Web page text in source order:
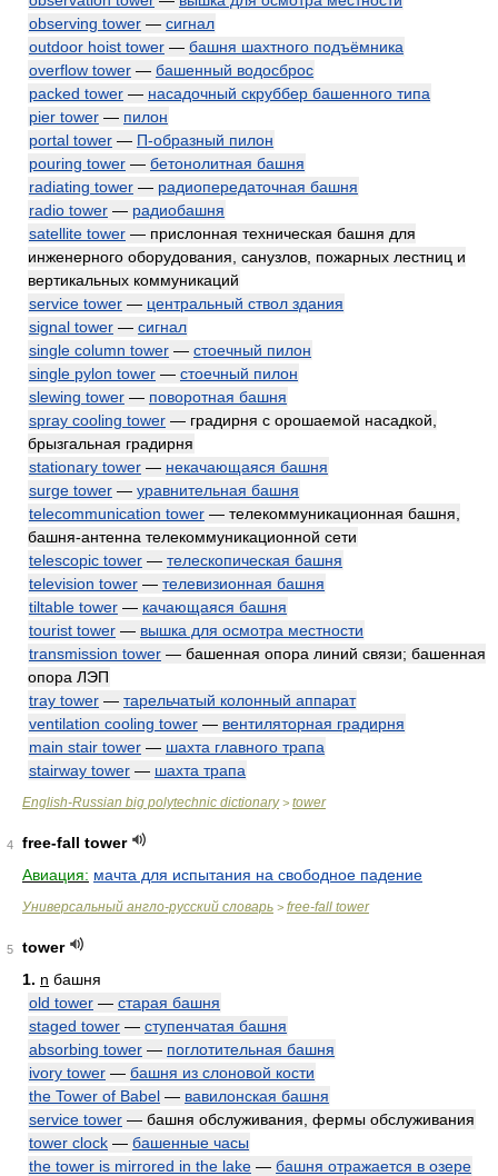
observing tower — сигнал
outdoor hoist tower — башня шахтного подъёмника
overflow tower — башенный водосброс
packed tower — насадочный скруббер башенного типа
pier tower — пилон
portal tower — П-образный пилон
pouring tower — бетонолитная башня
radiating tower — радиопередаточная башня
radio tower — радиобашня
satellite tower — прислонная техническая башня для
инженерного оборудования, санузлов, пожарных лестниц и
вертикальных коммуникаций
service tower — центральный ствол здания
signal tower — сигнал
single column tower — стоечный пилон
single pylon tower — стоечный пилон
slewing tower — поворотная башня
spray cooling tower — градирня с орошаемой насадкой,
брызгальная градирня
stationary tower — некачающаяся башня
surge tower — уравнительная башня
telecommunication tower — телекоммуникационная башня,
башня-антенна телекоммуникационной сети
telescopic tower — телескопическая башня
television tower — телевизионная башня
tiltable tower — качающаяся башня
tourist tower — вышка для осмотра местности
transmission tower — башенная опора линий связи; башенная
опора ЛЭП
tray tower — тарельчатый колонный аппарат
ventilation cooling tower — вентиляторная градирня
main stair tower — шахта главного трапа
stairway tower — шахта трапа
English-Russian big polytechnic dictionary> tower
4
free-fall tower
Авиация: мачта для испытания на свободное падение
Универсальный англо-русский словарь > free-fall tower
5
tower
1. n башня
old tower — старая башня
staged tower — ступенчатая башня
absorbing tower — поглотительная башня
ivory tower — башня из слоновой кости
the Tower of Babel — вавилонская башня
service tower — башня обслуживания, фермы обслуживания
tower clock — башенные часы
the tower is mirrored in the lake — башня отражается в озере